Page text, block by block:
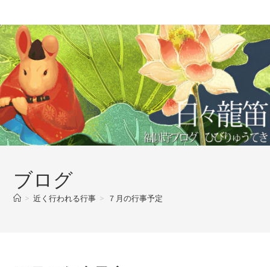
ン
テ
ン
ツ
へ
ス
キ
ッ
プ
ブログ
> 近く行われる行事 > ７月の行事予定